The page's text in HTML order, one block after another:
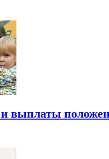
выплаты